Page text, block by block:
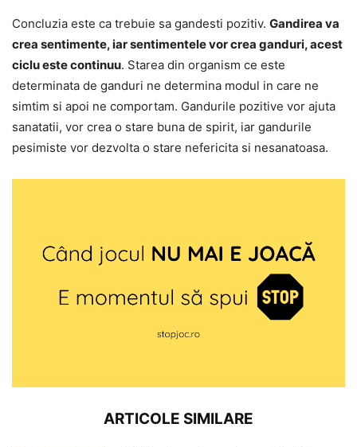
Concluzia este ca trebuie sa gandesti pozitiv. Gandirea va
crea sentimente, iar sentimentele vor crea ganduri, acest
ciclu este continuu. Starea din organism ce este
determinata de ganduri ne determina modul in care ne
simtim si apoi ne comportam. Gandurile pozitive vor ajuta
sanatatii, vor crea o stare buna de spirit, iar gandurile
pesimiste vor dezvolta o stare nefericita si nesanatoasa.
ARTICOLE SIMILARE